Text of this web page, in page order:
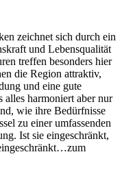
zeichnet sich durch ein
und Lebensqualität
treffen besonders hier
die Region attraktiv,
und eine gute
alles harmoniert aber nur
wie ihre Bedürfnisse
zu einer umfassenden
Ist sie eingeschränkt,